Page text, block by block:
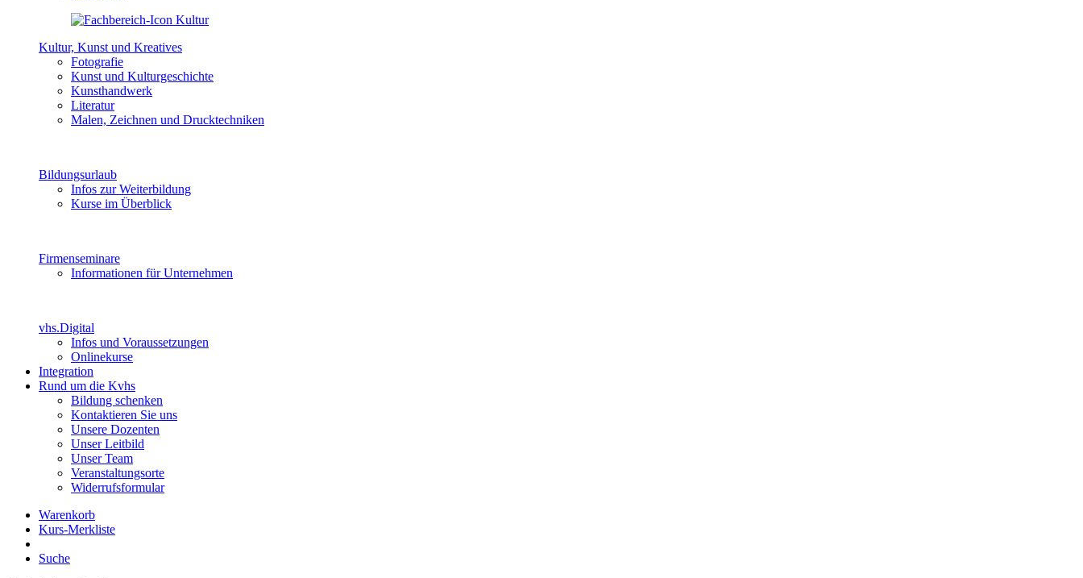
Kultur, Kunst und Kreatives
Fotografie
Kunst und Kulturgeschichte
Kunsthandwerk
Literatur
Malen, Zeichnen und Drucktechniken
Bildungsurlaub
Infos zur Weiterbildung
Kurse im Überblick
Firmenseminare
Informationen für Unternehmen
vhs.Digital
Infos und Voraussetzungen
Onlinekurse
Integration
Rund um die Kvhs
Bildung schenken
Kontaktieren Sie uns
Unsere Dozenten
Unser Leitbild
Unser Team
Veranstaltungsorte
Widerrufsformular
Warenkorb
Kurs-Merkliste
Suche